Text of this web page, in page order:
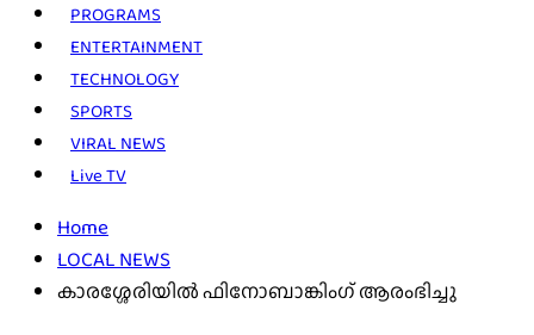
PROGRAMS
ENTERTAINMENT
TECHNOLOGY
SPORTS
VIRAL NEWS
Live TV
Home
LOCAL NEWS
കാ​ര​ശ്ശേരി​യില്‍ ഫി​നോബാ​ങ്കിം​ഗ് ആ​രം​ഭി​ച്ചു